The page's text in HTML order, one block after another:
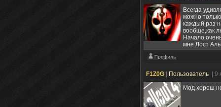
Всегда
можно
каждый раз
вообще,как
Начало
мне Лост
F1Z0G Пользователь
|
Мод хорош